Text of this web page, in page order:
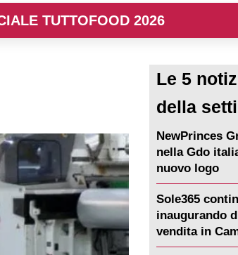
TUTTOFOOD 2026
Le 5
della
NewPrinces
nella Gdo
nuovo logo
Sole365
inaugurando
vendita in